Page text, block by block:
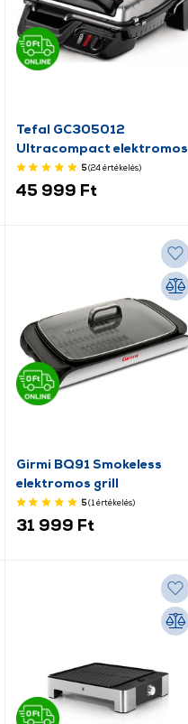
Tefal GC305012
Ultracompact elektromos
grill
5(24értékelés)
45 999 Ft
Girmi BQ91 Smokeless
elektromos grill
5(1 értékelés)
31 999 Ft